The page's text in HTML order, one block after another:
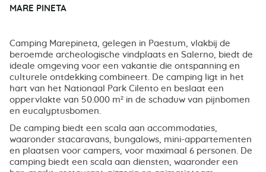
MARE PINETA
Camping Marepineta, gelegen in Paestum, vlakbij de
beroemde archeologische vindplaats en Salerno, biedt de
ideale omgeving voor een vakantie die ontspanning en
culturele ontdekking combineert. De camping ligt in het
hart van het Nationaal Park Cilento en beslaat een
oppervlakte van 50.000 m² in de schaduw van pijnbomen
en eucalyptusbomen.
De camping biedt een scala aan accommodaties,
waaronder stacaravans, bungalows, mini-appartementen
en plaatsen voor campers, voor maximaal 6 personen. De
camping biedt een scala aan diensten, waaronder een